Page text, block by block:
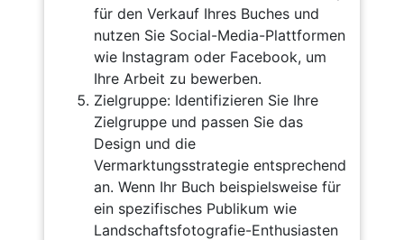
für den Verkauf Ihres Buches und
nutzen Sie Social-Media-Plattformen
wie Instagram oder Facebook, um
Ihre Arbeit zu bewerben.
Zielgruppe: Identifizieren Sie Ihre
Zielgruppe und passen Sie das
Design und die
Vermarktungsstrategie entsprechend
an. Wenn Ihr Buch beispielsweise für
ein spezifisches Publikum wie
Landschaftsfotografie-Enthusiasten